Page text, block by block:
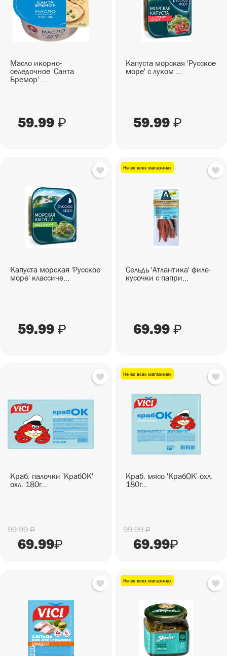
СЕЗОННЫЕ ТОВАРЫ
ПИКНИК
САД И ОГОРОД
СНЕКИ
Снеки
ГОТОВЫЕ БЛЮДА
Готовые блюда
Масло икорно-
селедочное 'Санта
Бремор' ...
59.99 ₽
Капуста морская 'Русское
море' с луком ...
59.99 ₽
Капуста морская 'Русское
море' классиче...
59.99 ₽
Не во всех магазинах
Сельдь 'Атлантика' филе-
кусочки с папри...
69.99 ₽
Краб. палочки 'КрабОК'
охл. 180г...
99.99₽
69.99₽
Не во всех магазинах
Краб. мясо 'КрабОК' охл.
180г...
99.99₽
69.99₽
Не во всех магазинах